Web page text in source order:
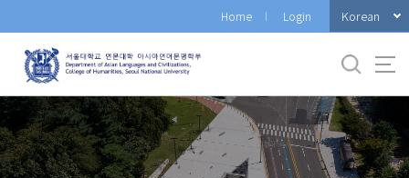
로
메
뉴
Home Login Korean